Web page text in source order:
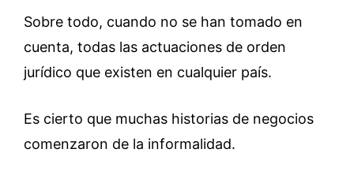
Sobre todo, cuando no se han tomado en
cuenta, todas las actuaciones de orden
jurídico que existen en cualquier país.
Es cierto que muchas historias de negocios
comenzaron de la informalidad.